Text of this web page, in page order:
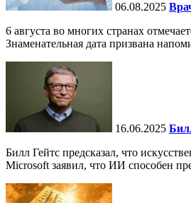
06.08.2025
6 августа во многих странах
Знаменательная дата призвана
16.06.2025
Билл Гейтс предсказал, что
Microsoft заявил, что ИИ способен